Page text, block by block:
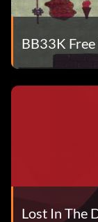
BB33K Free
Lost In The